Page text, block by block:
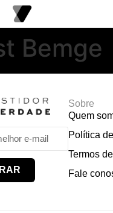
Bemge
Sobre
Quem
Política
Termos
Fale